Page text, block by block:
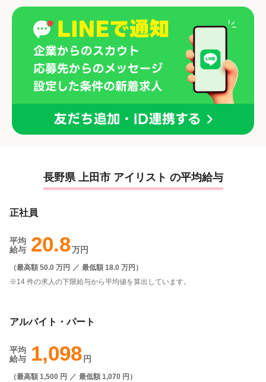
長野県 上田市 アイリスト の平均給与
正社員
平均
給与 20.8万円
（最高額 50.0 万円 ／ 最低額 18.0 万円 ）
※14 件の求人の下限給与から平均値を算出しています。
アルバイト・パート
平均
給与
1,098 円
（最高額 1,500 円 ／ 最低額 1,070 円 ）